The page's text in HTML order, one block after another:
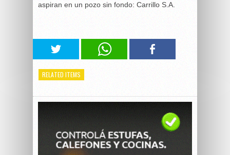
aspiran en un pozo sin fondo: Carrillo S.A.
RELATED ITEMS